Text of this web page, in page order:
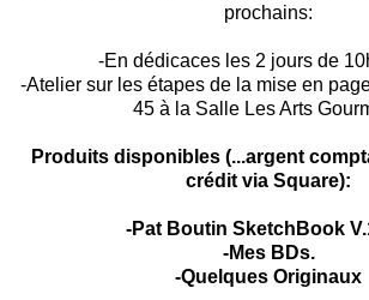
prochains:
-En dédicaces les 2 jours de
-Atelier sur les étapes de la mise en
45 à la Salle Les Arts
Produits disponibles (...argent
crédit via Square):
-Pat Boutin SketchBook
-Mes BDs.
-Quelques Originaux